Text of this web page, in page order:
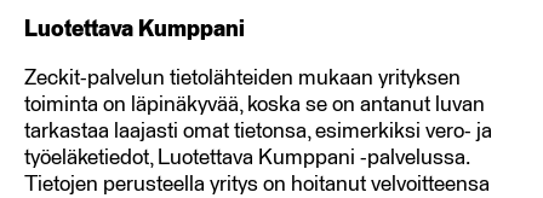
Luotettava Kumppani
Zeckit-palvelun tietolähteiden mukaan yrityksen
toiminta on läpinäkyvää, koska se on antanut luvan
tarkastaa laajasti omat tietonsa, esimerkiksi vero- ja
työeläketiedot, Luotettava Kumppani -palvelussa.
Tietojen perusteella yritys on hoitanut velvoitteensa